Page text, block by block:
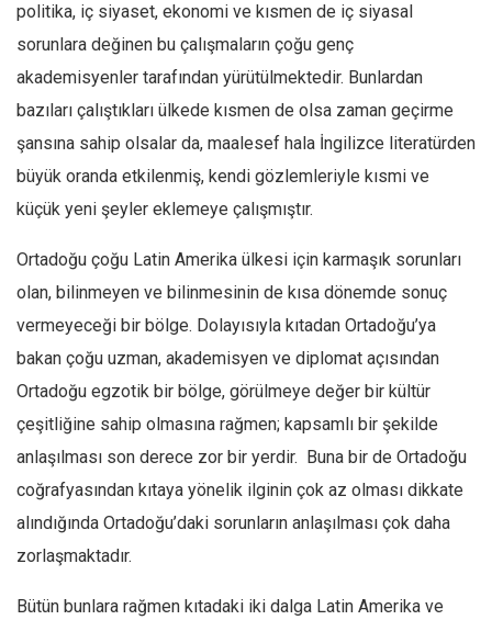
Avrupa
Asya
Afrika
İslam Dünyası
Amerika
Avustralya
Tarih
Düşünce
Dosyalar
politika, iç siyaset, ekonomi ve kısmen de iç siyasal
sorunlara değinen bu çalışmaların çoğu genç
akademisyenler tarafından yürütülmektedir. Bunlardan
bazıları çalıştıkları ülkede kısmen de olsa zaman geçirme
şansına sahip olsalar da, maalesef hala İngilizce literatürden
büyük oranda etkilenmiş, kendi gözlemleriyle kısmi ve
küçük yeni şeyler eklemeye çalışmıştır.
Ortadoğu çoğu Latin Amerika ülkesi için karmaşık sorunları
olan, bilinmeyen ve bilinmesinin de kısa dönemde sonuç
vermeyeceği bir bölge. Dolayısıyla kıtadan Ortadoğu’ya
bakan çoğu uzman, akademisyen ve diplomat açısından
Ortadoğu egzotik bir bölge, görülmeye değer bir kültür
çeşitliğine sahip olmasına rağmen; kapsamlı bir şekilde
anlaşılması son derece zor bir yerdir. Buna bir de Ortadoğu
coğrafyasından kıtaya yönelik ilginin çok az olması dikkate
alındığında Ortadoğu’daki sorunların anlaşılması çok daha
zorlaşmaktadır.
Bütün bunlara rağmen kıtadaki iki dalga Latin Amerika ve